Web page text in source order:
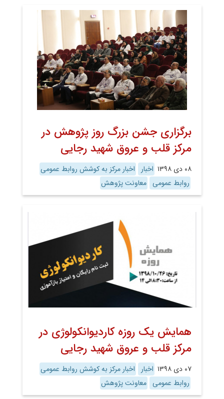
برگزاری جشن بزرگ روز پژوهش در
مرکز قلب و عروق شهید رجایی
۰۸ دی ۱۳۹۸ اخبار
اخبار مرکز به کوشش روابط عمومی
روابط عمومی معاونت پژوهش
همایش یک روزه کاردیوانکولوژی در
مرکز قلب و عروق شهید رجایی
۰۷ دی ۱۳۹۸ اخبار
اخبار مرکز به کوشش روابط عمومی
روابط عمومی معاونت پژوهش